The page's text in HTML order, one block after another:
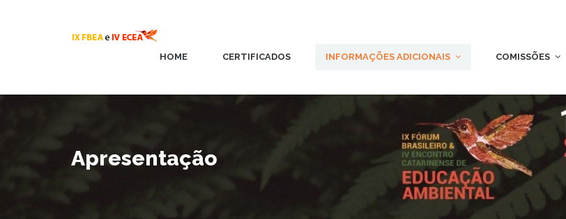
HOME CERTIFICADOS INFORMAÇÕES ADICIONAIS COMISSÕES
Apresentação